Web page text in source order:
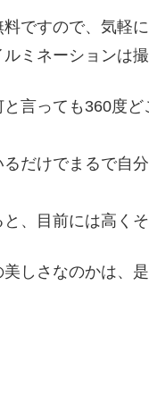
料ですので、気軽
ミネーションは
と言っても360度
だけでまるで自
、目前には高く
しさなのかは、